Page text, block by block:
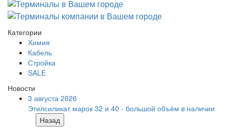
Категории
Химия
Кабель
Стройка
SALE
Новости
3 августа 2026
Этилсиликат марок 32 и 40 - большой объём в наличии
Назад